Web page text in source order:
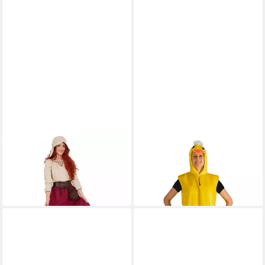
Kostüm Magd für Damen -
Mittelalterkostüm
in 2-3 Werktagen bei dir
Kostüm Ente - Gelber Overall
für Erwachsene
in 2-3 Werktagen bei dir